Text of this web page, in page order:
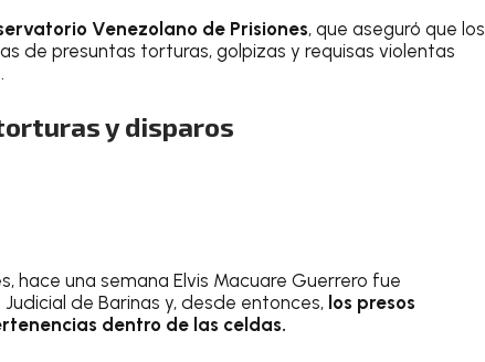
Venezolano de Prisiones, que aseguró que los
de presuntas torturas, golpizas y requisas violentas
y disparos
hace una semana Elvis Macuare Guerrero fue
de Barinas y, desde entonces, los presos
dentro de las celdas.